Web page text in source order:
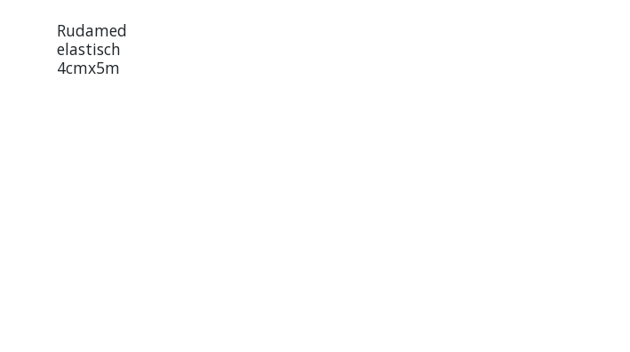
Rudamed
elastisch
4cmx5m